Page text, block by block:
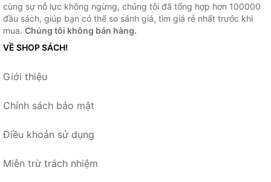
cùng sự nỗ lực không ngừng, chúng tôi đã tổng hợp hơn 100000
đầu sách, giúp bạn có thể so sánh giá, tìm giá rẻ nhất trước khi
mua. Chúng tôi không bán hàng.
VỀ SHOP SÁCH!
Giới thiệu
Chính sách bảo mật
Điều khoản sử dụng
Miễn trừ trách nhiệm